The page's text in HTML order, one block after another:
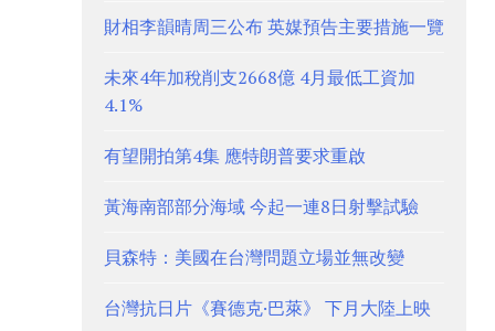
財相李韻晴周三公布 英媒預告主要措施一覽
未來4年加稅削支2668億 4月最低工資加
4.1%
有望開拍第4集 應特朗普要求重啟
黃海南部部分海域 今起一連8日射擊試驗
貝森特：美國在台灣問題立場並無改變
台灣抗日片《賽德克·巴萊》 下月大陸上映